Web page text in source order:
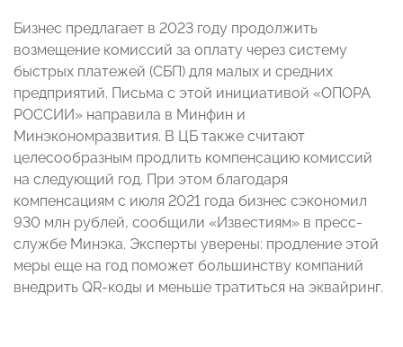
Бизнес предлагает в 2023 году продолжить
возмещение комиссий за оплату через систему
быстрых платежей (СБП) для малых и средних
предприятий. Письма с этой инициативой «ОПОРА
РОССИИ» направила в Минфин и
Минэкономразвития. В ЦБ также считают
целесообразным продлить компенсацию комиссий
на следующий год. При этом благодаря
компенсациям с июля 2021 года бизнес сэкономил
930 млн рублей, сообщили «Известиям» в пресс-
службе Минэка. Эксперты уверены: продление этой
меры еще на год поможет большинству компаний
внедрить QR-коды и меньше тратиться на эквайринг.